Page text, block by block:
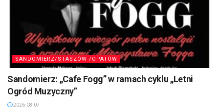
SANDOMIERZ/STASZÓW /OPATÓW
Sandomierz: „Cafe Fogg” w ramach cyklu „Letni
Ogród Muzyczny”
2026-08-07